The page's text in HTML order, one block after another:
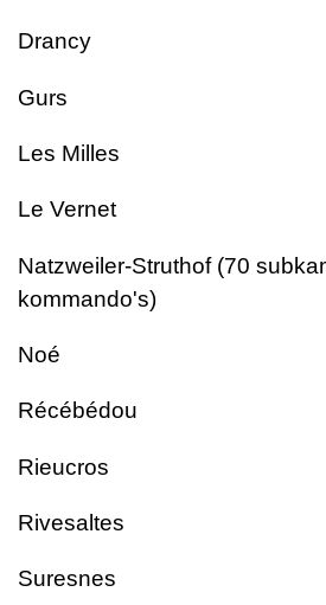
Drancy
Gurs
Les Milles
Le Vernet
Natzweiler-Struthof (70
kommando's)
Noé
Récébédou
Rieucros
Rivesaltes
Suresnes